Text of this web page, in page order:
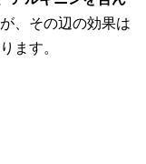
、その辺の効果は
ます。